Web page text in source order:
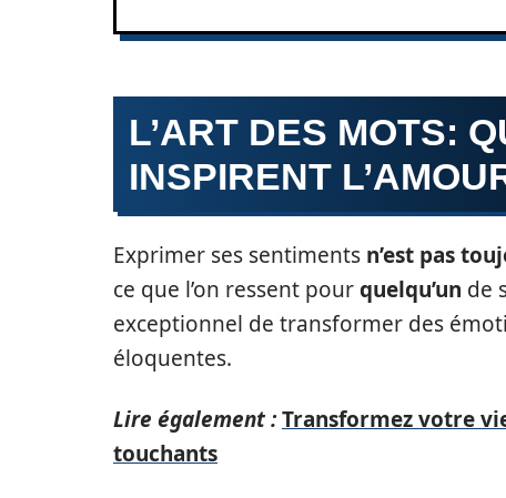
L’ART DES MOTS:
INSPIRENT
Exprimer ses sentiments n’est pas
ce que l’on ressent pourquelqu’un de
exceptionnel de transformer des
éloquentes.
Lire également :Transformez votre
touchants